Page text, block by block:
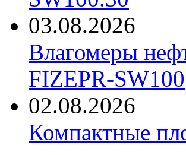
03.08.2026
Влагомеры
FIZEPR-SW100
02.08.2026
Компактные